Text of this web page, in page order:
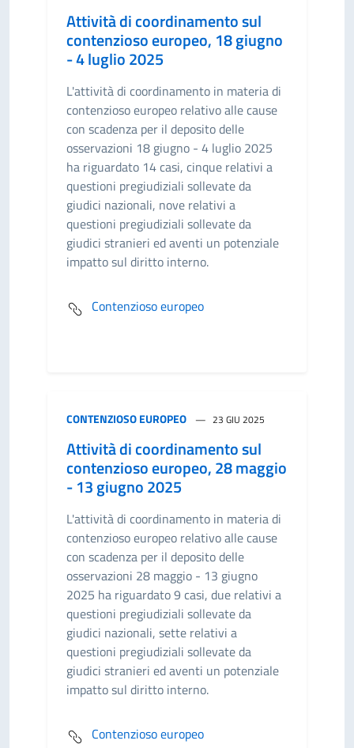
Attività di coordinamento sul
contenzioso europeo, 18 giugno
- 4 luglio 2025
L'attività di coordinamento in materia di
contenzioso europeo relativo alle cause
con scadenza per il deposito delle
osservazioni 18 giugno - 4 luglio 2025
ha riguardato 14 casi, cinque relativi a
questioni pregiudiziali sollevate da
giudici nazionali, nove relativi a
questioni pregiudiziali sollevate da
giudici stranieri ed aventi un potenziale
impatto sul diritto interno.
Contenzioso europeo
CONTENZIOSO EUROPEO 23 GIU 2025
Attività di coordinamento sul
contenzioso europeo, 28 maggio
- 13 giugno 2025
L'attività di coordinamento in materia di
contenzioso europeo relativo alle cause
con scadenza per il deposito delle
osservazioni 28 maggio - 13 giugno
2025 ha riguardato 9 casi, due relativi a
questioni pregiudiziali sollevate da
giudici nazionali, sette relativi a
questioni pregiudiziali sollevate da
giudici stranieri ed aventi un potenziale
impatto sul diritto interno.
Contenzioso europeo